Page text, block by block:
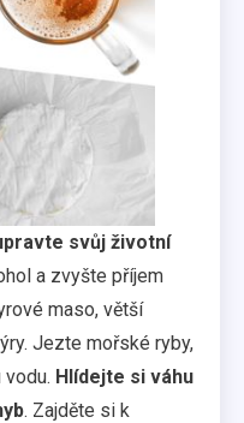
svůj životní
a zvyšte příjem
maso, větší
Jezte mořské ryby,
Hlídejte si váhu
. Zajděte si k